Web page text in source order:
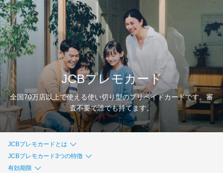
安全・安心
お客様サポート
カードローン
ギフトカードなど
加盟店のお客様
JCBプレモカード
全国70万店以上で使える使い切り型のプリペイドカードです。審
査不要で誰でも持てます。
JCBプレモカードとは
JCBプレモカード3つの特徴
有効期限